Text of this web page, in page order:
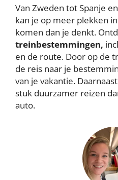
Van Zweden tot Spanje
kan je op meer plekken
komen dan je denkt.
treinbestemmingen,
en de route. Door op de
de reis naar je
van je vakantie.
stuk duurzamer reizen
auto.